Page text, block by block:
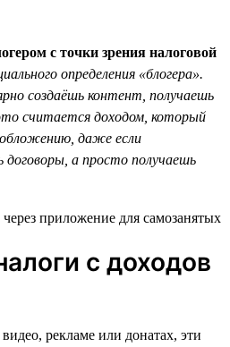
с точки зрения налоговой
определения «блогера».
создаёшь контент, получаешь
считается доходом, который
даже если
а просто получаешь
с доходов
рекламе или донатах, эти